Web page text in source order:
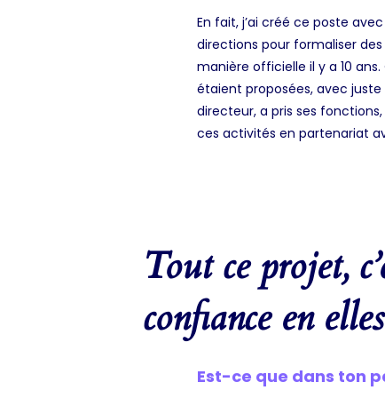
En fait, j’ai créé ce poste
directions pour formaliser
manière officielle il y a 10
étaient proposées, avec
directeur, a pris ses
ces activités en partenariat
Tout ce projet,
confiance en elles
Est-ce que dans ton